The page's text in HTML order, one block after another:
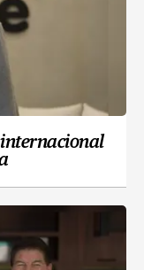
internacional